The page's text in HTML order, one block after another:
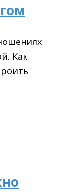
Как